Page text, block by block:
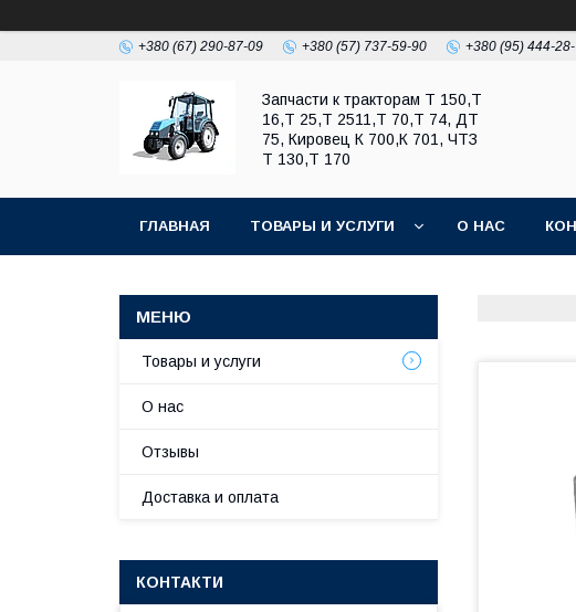
+380 (67) 290-87-09 +380 (57) 737-59-90 +380 (95) 444-
Запчасти к тракторам Т 150,Т
16,Т 25,Т 2511,Т 70,Т 74, ДТ
75, Кировец К 700,К 701, ЧТЗ
Т 130,Т 170
ГЛАВНАЯ ТОВАРЫ И УСЛУГИ О НАС
Товары и услуги
О нас
Отзывы
Доставка и оплата
КОНТАКТИ